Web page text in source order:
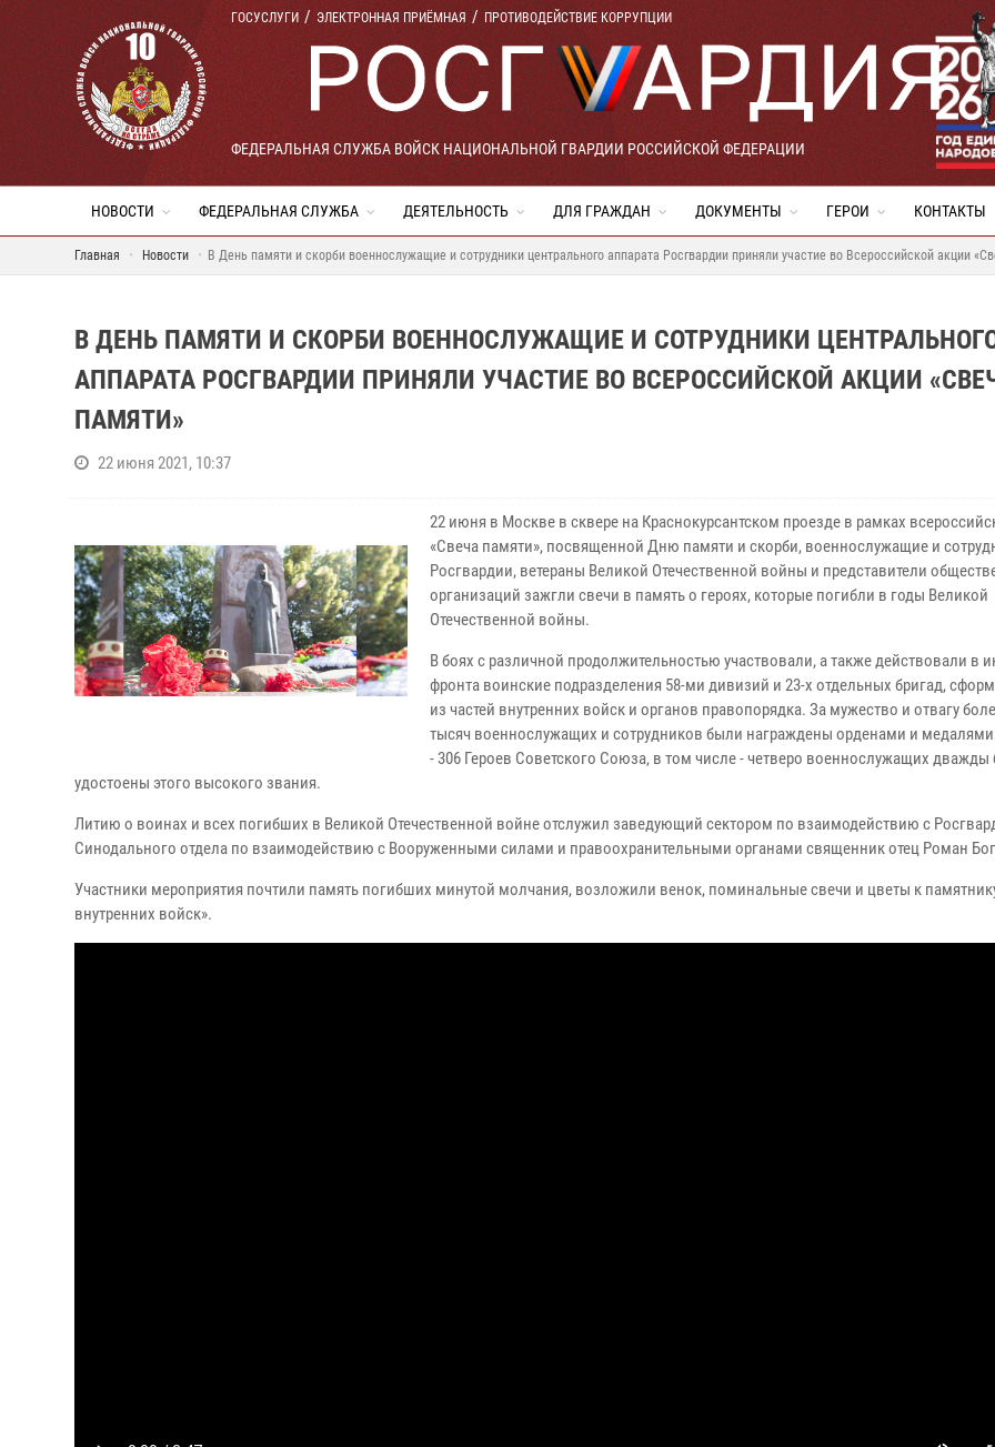
ГОСУСЛУГИ ЭЛЕКТРОННАЯ ПРИЁМНАЯ ПРОТИВОДЕЙСТВИЕ КОРРУПЦИИ
ФЕДЕРАЛЬНАЯ СЛУЖБА ВОЙСК НАЦИОНАЛЬНОЙ ГВАРДИИ РОССИЙСКОЙ ФЕДЕРАЦИИ
НОВОСТИ ФЕДЕРАЛЬНАЯ СЛУЖБА ДЕЯТЕЛЬНОСТЬ ДЛЯ ГРАЖДАН ДОКУМЕНТЫ ГЕРОИ КОНТАКТЫ
Главная Новости В День памяти и скорби военнослужащие и сотрудники центрального аппарата Росгвардии приняли участие во Всероссийской акции
В ДЕНЬ ПАМЯТИ И СКОРБИ ВОЕННОСЛУЖАЩИЕ И СОТРУДНИКИ
АППАРАТА РОСГВАРДИИ ПРИНЯЛИ УЧАСТИЕ ВО ВСЕРОССИЙСКОЙ АКЦИИ
ПАМЯТИ»
22 июня 2021, 10:37
22 июня в Москве в сквере на Краснокурсантском проезде в рамках
«Свеча памяти», посвященной Дню памяти и скорби, военнослужащие и
Росгвардии, ветераны Великой Отечественной войны и представители
организаций зажгли свечи в память о героях, которые погибли в годы Великой
Отечественной войны.
В боях с различной продолжительностью участвовали, а также действовали в
фронта воинские подразделения 58-ми дивизий и 23-х отдельных бригад,
из частей внутренних войск и органов правопорядка. За мужество и отвагу
тысяч военнослужащих и сотрудников были награждены орденами и
- 306 Героев Советского Союза, в том числе - четверо военнослужащих дважды
удостоены этого высокого звания.
Литию о воинах и всех погибших в Великой Отечественной войне отслужил заведующий сектором по взаимодействию с
Синодального отдела по взаимодействию с Вооруженными силами и правоохранительными органами священник отец Роман
Участники мероприятия почтили память погибших минутой молчания, возложили венок, поминальные свечи и цветы к
внутренних войск».